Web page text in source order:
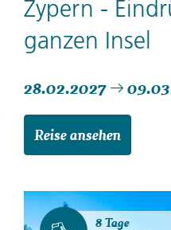
Zypern -
ganzen Insel
28.02.2027
Reise ansehen
8 Tage